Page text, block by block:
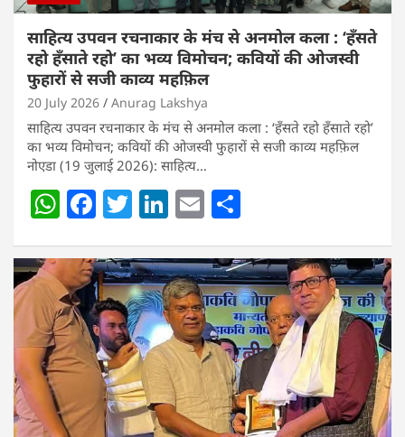
साहित्य उपवन रचनाकार के मंच से अनमोल कला : ‘हॅंसते
रहो हॅंसाते रहो’ का भव्य विमोचन; कवियों की ओजस्वी
फुहारों से सजी काव्य महफ़िल
20 July 2026 Anurag Lakshya
साहित्य उपवन रचनाकार के मंच से अनमोल कला : ‘हॅंसते रहो हॅंसाते रहो’
का भव्य विमोचन; कवियों की ओजस्वी फुहारों से सजी काव्य महफ़िल
नोएडा (19 जुलाई 2026): साहित्य…
W
at
s
A
p
p
F
c
e
b
o
o
k
T
itt
er
Li
k
e
dI
n
E
ai
l
ar
e